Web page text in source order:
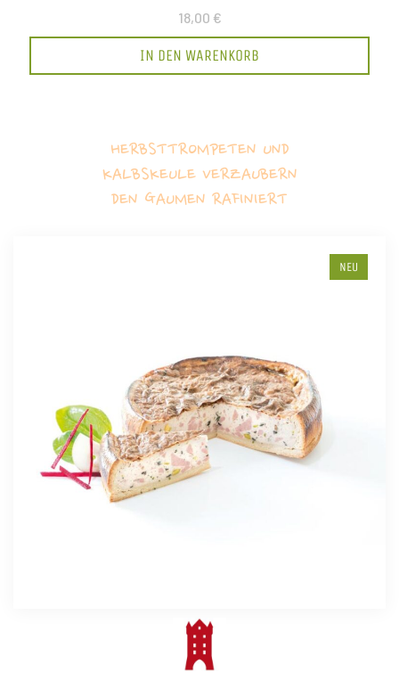
18,00 €
IN DEN WARENKORB
HERBSTTROMPETEN UND
KALBSKEULE VERZAUBERN
DEN GAUMEN RAFINIERT
NEU